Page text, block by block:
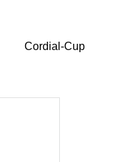
Cordial-Cup